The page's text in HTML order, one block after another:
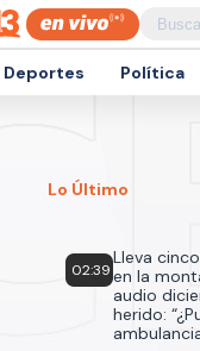
Deportes Política
Lo Último
02:39
Lleva
en la
audio
herido: